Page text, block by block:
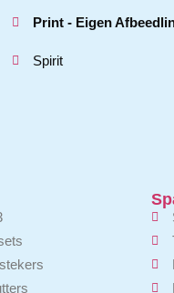
Print - Eigen
Spirit